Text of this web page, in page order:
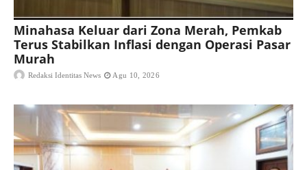
Minahasa Keluar dari Zona Merah, Pemkab
Terus Stabilkan Inflasi dengan Operasi Pasar
Murah
Redaksi Identitas News Agu 10, 2026